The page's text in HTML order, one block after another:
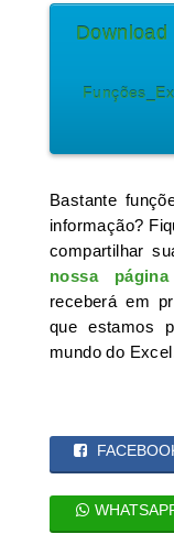
Download
Bastante
informação?
compartilhar
nossa
receberá em
que estamos
mundo do